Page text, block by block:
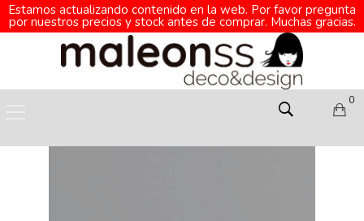
Estamos actualizando contenido en la web. Por favor pregunta
por nuestros precios y stock antes de comprar. Muchas gracias.
0